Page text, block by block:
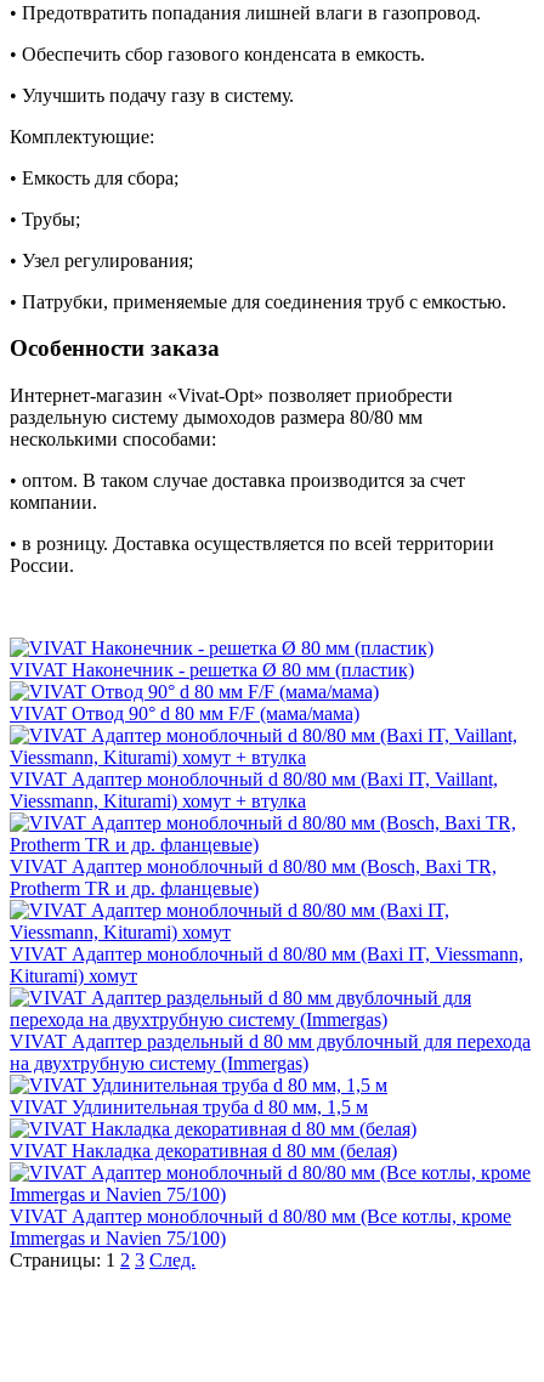
• Предотвратить попадания лишней влаги в газопровод.
• Обеспечить сбор газового конденсата в емкость.
• Улучшить подачу газу в систему.
Комплектующие:
• Емкость для сбора;
• Трубы;
• Узел регулирования;
• Патрубки, применяемые для соединения труб с емкостью.
Особенности заказа
Интернет-магазин «Vivat-Opt» позволяет приобрести
раздельную систему дымоходов размера 80/80 мм
несколькими способами:
• оптом. В таком случае доставка производится за счет
компании.
• в розницу. Доставка осуществляется по всей территории
России.
VIVAT Наконечник - решетка Ø 80 мм (пластик)
VIVAT Отвод 90° d 80 мм F/F (мама/мама)
VIVAT Адаптер моноблочный d 80/80 мм (Baxi IT, Vaillant,
Viessmann, Kiturami) хомут + втулка
VIVAT Адаптер моноблочный d 80/80 мм (Bosch, Baxi TR,
Protherm TR и др. фланцевые)
VIVAT Адаптер моноблочный d 80/80 мм (Baxi IT, Viessmann,
Kiturami) хомут
VIVAT Адаптер раздельный d 80 мм двублочный для перехода
на двухтрубную систему (Immergas)
VIVAT Удлинительная труба d 80 мм, 1,5 м
VIVAT Накладка декоративная d 80 мм (белая)
VIVAT Адаптер моноблочный d 80/80 мм (Все котлы, кроме
Immergas и Navien 75/100)
Страницы: 1 2 3 След.